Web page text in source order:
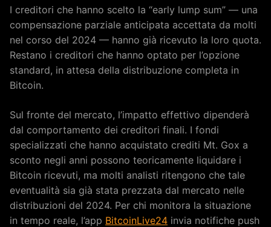
I creditori che hanno scelto la “early lump sum” — una
compensazione parziale anticipata accettata da molti
nel corso del 2024 — hanno già ricevuto la loro quota.
Restano i creditori che hanno optato per l’opzione
standard, in attesa della distribuzione completa in
Bitcoin.
Sul fronte del mercato, l’impatto effettivo dipenderà
dal comportamento dei creditori finali. I fondi
specializzati che hanno acquistato crediti Mt. Gox a
sconto negli anni possono teoricamente liquidare i
Bitcoin ricevuti, ma molti analisti ritengono che tale
eventualità sia già stata prezzata dal mercato nelle
distribuzioni del 2024. Per chi monitora la situazione
in tempo reale, l’app BitcoinLive24 invia notifiche push